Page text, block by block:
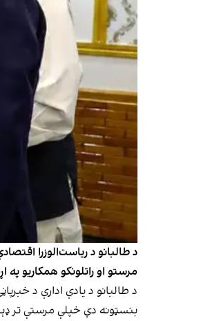
د طالبانو د ریاست‌الوزرا
مرستو او راتلونکو همکاریو
د طالبانو د یادې ادارې د
بنسټونه دې خپلې مرستې تر